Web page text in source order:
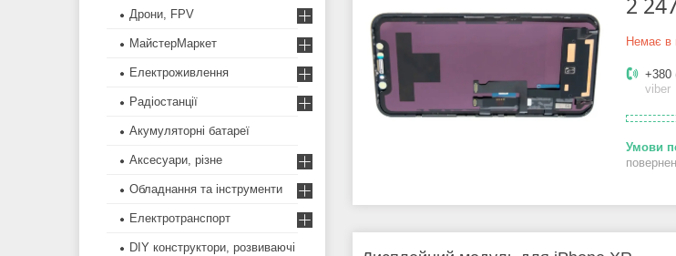
Немає в
+380
viber
Дрони, FPV
МайстерМаркет
Електроживлення
Радіостанції
Акумуляторні батареї
Аксесуари, різне
Обладнання та інструменти
Електротранспорт
DIY конструктори, розвиваючі